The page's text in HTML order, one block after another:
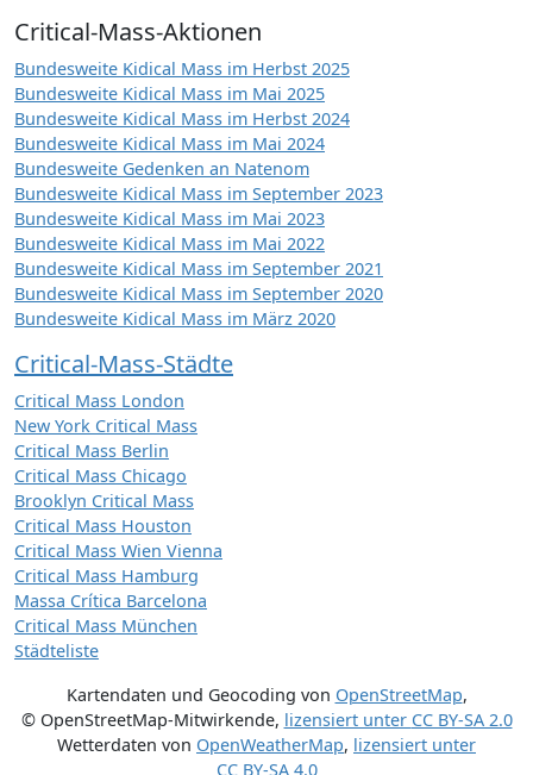
Critical-Mass-Aktionen
Bundesweite Kidical Mass im Herbst 2025
Bundesweite Kidical Mass im Mai 2025
Bundesweite Kidical Mass im Herbst 2024
Bundesweite Kidical Mass im Mai 2024
Bundesweite Gedenken an Natenom
Bundesweite Kidical Mass im September 2023
Bundesweite Kidical Mass im Mai 2023
Bundesweite Kidical Mass im Mai 2022
Bundesweite Kidical Mass im September 2021
Bundesweite Kidical Mass im September 2020
Bundesweite Kidical Mass im März 2020
Critical-Mass-Städte
Critical Mass London
New York Critical Mass
Critical Mass Berlin
Critical Mass Chicago
Brooklyn Critical Mass
Critical Mass Houston
Critical Mass Wien Vienna
Critical Mass Hamburg
Massa Crítica Barcelona
Critical Mass München
Städteliste
Kartendaten und Geocoding von OpenStreetMap,
© OpenStreetMap-Mitwirkende, lizensiert unter CC BY-SA 2.0
Wetterdaten von OpenWeatherMap, lizensiert unter
CC BY-SA 4.0